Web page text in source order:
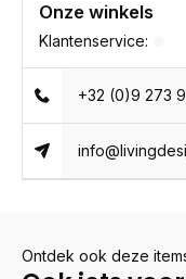
Onze winkels
Klantenservice:
+32 (0)9 273
Ontdek ook deze